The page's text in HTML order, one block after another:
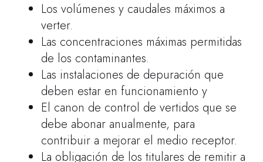
Los volúmenes y caudales máximos a
verter.
Las concentraciones máximas permitidas
de los contaminantes.
Las instalaciones de depuración que
deben estar en funcionamiento y
El canon de control de vertidos que se
debe abonar anualmente, para
contribuir a mejorar el medio receptor.
La obligación de los titulares de remitir a